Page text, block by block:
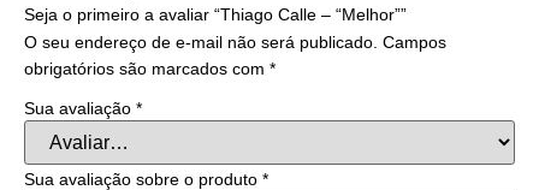
Seja o primeiro a avaliar “Thiago Calle – “Melhor””
O seu endereço de e-mail não será publicado. Campos
obrigatórios são marcados com *
Sua avaliação *
Sua avaliação sobre o produto *